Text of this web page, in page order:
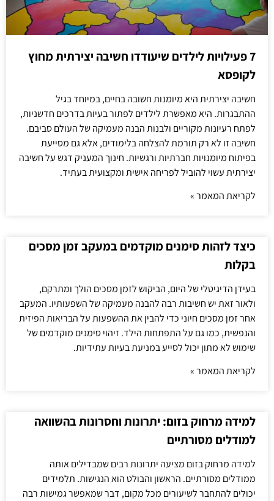
7 פעילויות לילדים שיעודדו חשיבה יצירתית מחוץ
לקופסא
חשיבה יצירתית היא מיומנות חשובה בחיים, במיוחד בגיל
ההתבגרות. היא מאפשרת לילדים לפתור בעיות בדרכים חדשניות,
לפתח רעיונות מקוריים ולבנות הבנה מעמיקה של העולם סביבם.
חשיבה זו לא רק תורמת להצלחה בלימודים, אלא גם מסייעת
בפיתוח מיומנויות חברתיות ורגשיות. חינוך המעניק דגש על חשיבה
יצירתית עשוי להוביל לפריחה אישית ומקצועית בעתיד.
לקריאת המאמר »
כיצד לזהות סימנים מוקדמים במעקב זמן מסכים
בקלות
בעידן הדיגיטלי של היום, הביקוש לזמן מסכים הולך ומתרקם,
ולאור זאת יש חשיבות רבה להבנה מעמיקה של השפעותיו. המעקב
אחר זמן מסכים חיוני כדי להבין את ההשפעות על הבריאות הפיזית
והנפשית, כמו גם על התפתחות הילד. זיהוי סימנים מוקדמים של
שימוש לא מתון יכול לסייע במניעת בעיות עתידיות.
לקריאת המאמר »
למידה מרחוק בזום: יתרונות וחסרונות בהשוואה
למודלים מסורתיים
למידה מרחוק בזום מציעה יתרונות רבים שמבדילים אותה
ממודלים מסורתיים. הראשון והבולט הוא הנגישות. תלמידים
יכולים להתחבר לשיעורים מכל מקום, דבר שמאפשר גמישות רבה